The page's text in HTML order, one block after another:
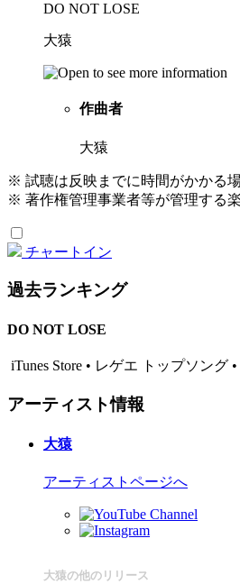
DO NOT LOSE
大猿
作曲者
大猿
※ 試聴は反映までに時間がかかる場
※ 著作権管理事業者等が管理する
チャートイン
過去ランキング
DO NOT LOSE
iTunes Store • レゲエ トップソング
アーティスト情報
大猿
アーティストページへ
大猿の他のリリース